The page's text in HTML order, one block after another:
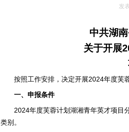
发
中共湖
关于开展
按照工作安排，决定开展2024年度芙
一、申报条件
2024年度芙蓉计划湖湘青年英才项目
类别。